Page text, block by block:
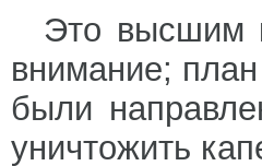
Это высшим
внимание;
были
уничтожить